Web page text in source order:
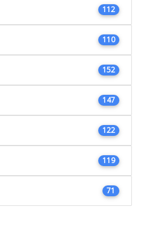
112
110
152
147
122
119
71